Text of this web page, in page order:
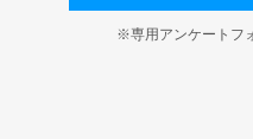
※専用アンケートフ